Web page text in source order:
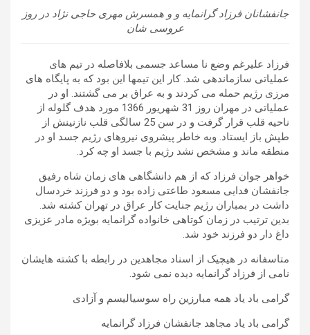
جانفشانان فرزاد گرانمایه و و همسرش مهری حاجی نژاد در روز
عروسی شان
فرزاد علیرغم وضع نا مساعد جسمی بلافاصله در تیم های
عملیاتی سازماندهی شد. کار این تیمها این بود که به پایگاه های
مرزی رژیم حمله می کردند و به عراق بر می گشتند. او در
عملیاتی در مهران روز 31 شهریور 1366 مورد هدف گلوله از
ناحیه قلب قرار گرفت و در سن 25 سالگی قلب نازنینش از
طپش باز ایستاد. وبه خاطر پیشروی نیروهای رژیم جسد او در
منطقه ماند و مشخص نشد رژیم با جسد او چه کرد.
خواهر جوان فرزاد که از هم دانشگاهی های زمان شاه رفیق
جانفشان فدایی مسعود طاعتی زاده بود و دو فرزند خردسال
داشت در بمباران رژیم جنایت کار عراق در تهران کشته شد.
بدین ترتیب در زمان کوتاهی خانواده گرانمایه بویژه مادر عزیزی
داغ دار دو فرزند خود شد.
متاسفانه در هیچیک از اسناد مجاهدین در رابطه با کشته هایشان
نامی از فرزاد گرانمایه دیده نمی شود.
گرامی باد یاد همه مبارزین راه سوسیالیسم و آزادی
گرامی باد یاد مجاهد جانفشان فرزاد گرانمایه